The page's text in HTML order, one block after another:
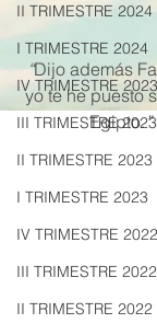
II TRIMESTRE 2024
I TRIMESTRE 2024
IV TRIMESTRE 2023
III TRIMESTRE 2023
II TRIMESTRE 2023
I TRIMESTRE 2023
IV TRIMESTRE 2022
III TRIMESTRE 2022
II TRIMESTRE 2022
“Dijo además
yo te he puesto
Egipto.